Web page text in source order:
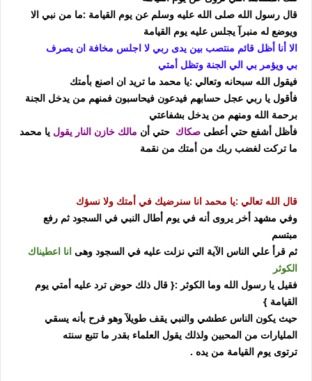
قال رسول الله صلى الله عليه وسلم عن يوم القيامة :ما من نبي الا
ويوضع له منبرآ يجلس عليه يوم القيامة
الا أنا أظل قائم منتصب بين يدى ربي لا اجلس مخافة ان يصرف
بي ويؤمر بي الي الجنة وتظل أمتي
فيقول الله سبحانه وتعالي :يا محمد ما تريد ان اصنع بأمتك
فأقول يا ربي عجل حسابهم فيدعون فيحاسبون فمنهم من يدخل الجنة
برحمة الله ومنهم من يدخل بشفاعتي
فأظل أشفع حتي أعطى صكاك حتي أن مالك خازن النار يقول يا محمد
ما تركت لغضب ربك من أمتك من نقمة
قال الله تعالي :يا محمد انا سنرضيك في أمتك ولا نسؤك
وفي مشهد أخر يروى أنه في يوم أطال النبي في السجود ثم رفع
مبتسم
ثم قرأ علي الناس الآية التي نزلت عليه في السجود وهى انا اعطيناك
الكوثر
فقيل يا رسول الله وما الكوثر :{ قال ذلك حوض ترد عليه أمتي يوم
القيامة }
حيث يكون الناس عطشي والنبي يقف طويلآ وهو فرح بأنه يسقي
المليارات من المحبين ولذلك يقول العلماء بقدر ما تتبع سنته
ترتوى يوم القيامة من يده .